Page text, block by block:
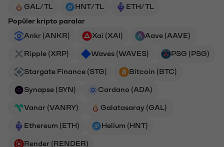
GAL/TL HNT/TL
ETH/TL
Popüler kripto paralar
Ankr (ANKR)
Xai (XAI) Aave (AAVE)
Ripple (XRP) Waves (WAVES) PSG (PSG)
Stargate Finance (STG) Bitcoin (BTC)
Synapse (SYN) Cardano (ADA)
Vanar (VANRY) Galatasaray (GAL)
Ethereum (ETH) Helium (HNT)
Render (RENDER)